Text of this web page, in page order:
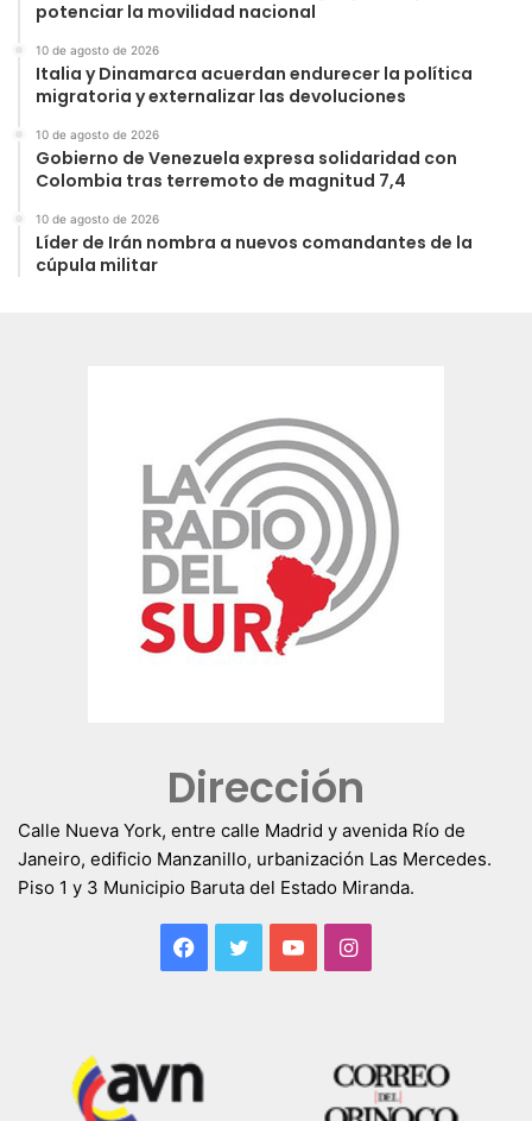
potenciar la movilidad nacional
10 de agosto de 2026
Italia y Dinamarca acuerdan endurecer la política
migratoria y externalizar las devoluciones
10 de agosto de 2026
Gobierno de Venezuela expresa solidaridad con
Colombia tras terremoto de magnitud 7,4
10 de agosto de 2026
Líder de Irán nombra a nuevos comandantes de la
cúpula militar
Dirección
Calle Nueva York, entre calle Madrid y avenida Río de
Janeiro, edificio Manzanillo, urbanización Las Mercedes.
Piso 1 y 3 Municipio Baruta del Estado Miranda.
Facebook
TwitterYouTubeInstagram